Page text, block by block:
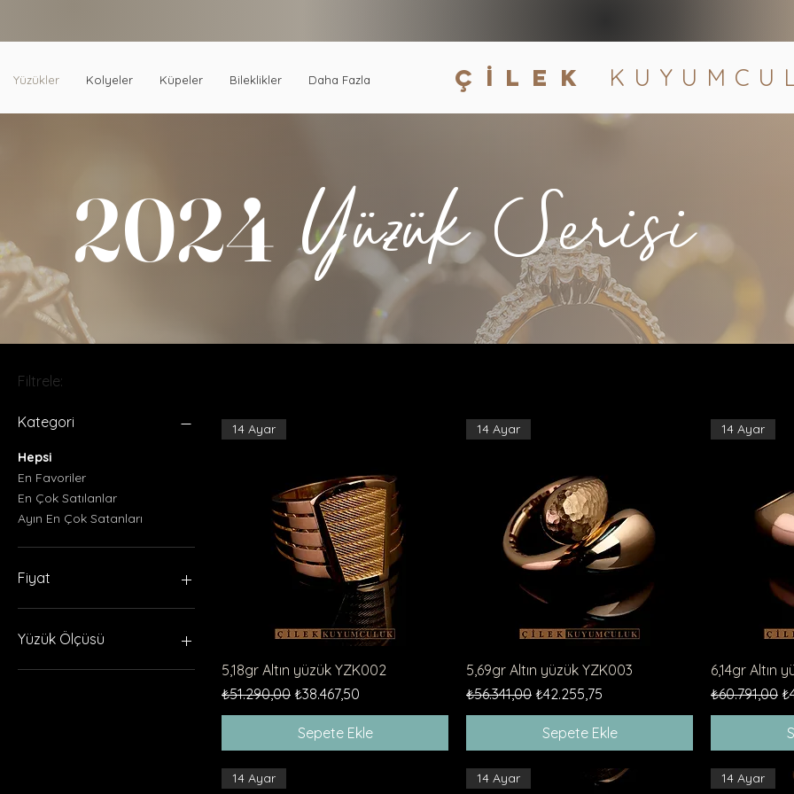
Yüzükler Kolyeler Küpeler Bileklikler Daha Fazla çİLEK KUYUMCU
2024Yüzük Serisi
Filtrele:
Kategori
Hepsi
En Favoriler
En Çok Satılanlar
Ayın En Çok Satanları
Fiyat
Yüzük Ölçüsü
6
Hızlı Bakış
14 Ayar
5,18gr Altın yüzük YZK002
Normal Fiyat
₺51.290,00 İndirimli Fiyat
₺38.467,50
Sepete Ekle
Hızlı Bakış
14 Ayar
5,69gr Altın yüzük YZK003
Normal Fiyat
₺56.341,00 İndirimli Fiyat
₺42.255,75
Sepete Ekle
14 Ayar
6,14gr Altın
Normal Fiyat
₺60.791,00
14 Ayar 14 Ayar 14 Ayar